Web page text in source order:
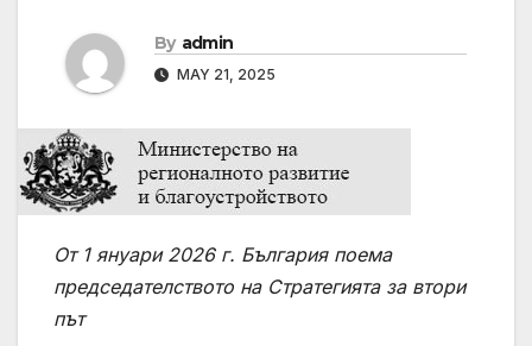
By admin
MAY 21, 2025
От 1 януари 2026 г. България поема
председателството на Стратегията за втори
път